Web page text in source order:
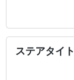
ステアタイ